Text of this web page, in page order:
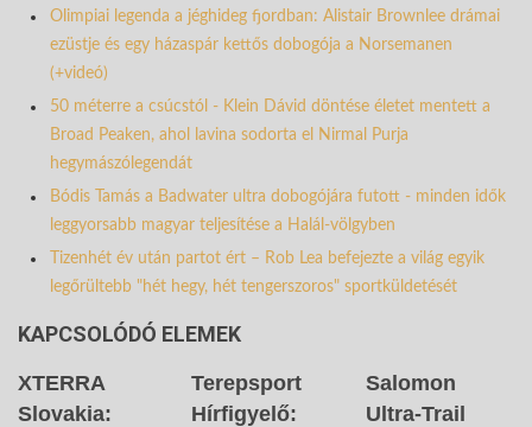
Olimpiai legenda a jéghideg fjordban: Alistair Brownlee drámai
ezüstje és egy házaspár kettős dobogója a Norsemanen
(+videó)
50 méterre a csúcstól - Klein Dávid döntése életet mentett a
Broad Peaken, ahol lavina sodorta el Nirmal Purja
hegymászólegendát
Bódis Tamás a Badwater ultra dobogójára futott - minden idők
leggyorsabb magyar teljesítése a Halál-völgyben
Tizenhét év után partot ért – Rob Lea befejezte a világ egyik
legőrültebb "hét hegy, hét tengerszoros" sportküldetését
KAPCSOLÓDÓ ELEMEK
XTERRA
Slovakia:
Terepsport
Hírfigyelő:
Salomon
Ultra-Trail